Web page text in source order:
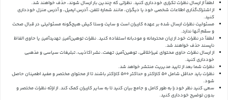
لطفاً از ارسال نظرات تکراری خودداری کنید. نظراتی که چندین بار ارسال شوند، حذف خواهند شد.
از اشتراک‌گذاری اطلاعات شخصی خود یا دیگران، مانند شماره تلفن، آدرس ایمیل، و آدرس منزل خودداری
کنید.
مسئولیت نظرات ارسال شده بر عهده کاربران است و سایت وستا کیش هیچگونه مسئولیتی در قبال صحت
و سقم آنها ندارد.
لطفاً در نظرات خود از زبان محترمانه و مودبانه استفاده کنید. نظرات توهین‌آمیز، تهدیدآمیز، یا حاوی الفاظ
ناپسند حذف خواهند شد.
از ارسال نظرات حاوی محتوای غیراخلاقی، توهین‌آمیز، تهمت، نشر اکاذیب، تبلیغات سیاسی و مذهبی
خودداری کنید.
نظرات شما بعد از تایید مدیریت منتشر خواهد شد.
نظرات باید حداقل شامل 50 کاراکتر و حداکثر 500 کاراکتر باشند تا از محتوای مختصر و مفید اطمینان حاصل
شود.
سعی کنید نظر خود را به طور کامل و جامع بیان کنید تا به سایر کاربران کمک کند.از ارائه نظرات مختصر و
بدون توضیح خودداری کنید.